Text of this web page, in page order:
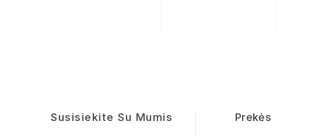
Susisiekite Su Mumis Prekės